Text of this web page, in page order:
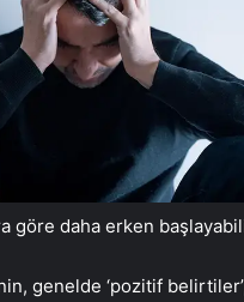
göre daha erken
genelde ‘pozitif